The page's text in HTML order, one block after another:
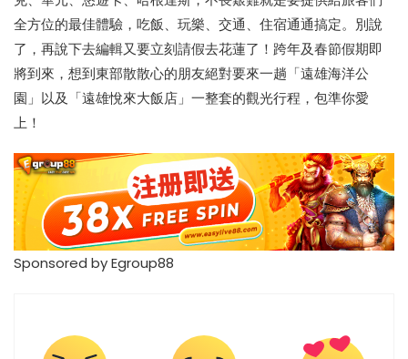
全方位的最佳體驗，吃飯、玩樂、交通、住宿通通搞定。別說
了，再說下去編輯又要立刻請假去花蓮了！跨年及春節假期即
將到來，想到東部散散心的朋友絕對要來一趟「遠雄海洋公
園」以及「遠雄悅來大飯店」一整套的觀光行程，包準你愛
上！
Sponsored byEgroup88